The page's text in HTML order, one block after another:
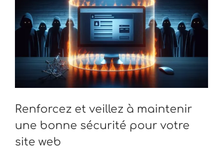
Renforcez et veillez à maintenir
une bonne sécurité pour votre
site web